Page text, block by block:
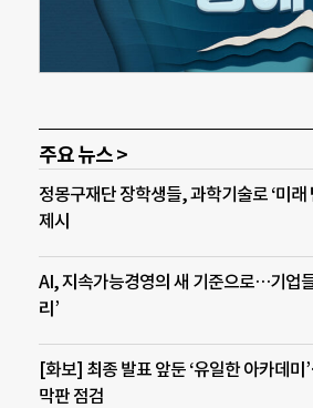
주요 뉴스 >
정몽구재단 장학생들, 과학기술로 ‘미래
제시
AI, 지속가능경영의 새 기준으로…기업
리’
[화보] 최종 발표 앞둔 ‘유일한 아카데미
막판 점검